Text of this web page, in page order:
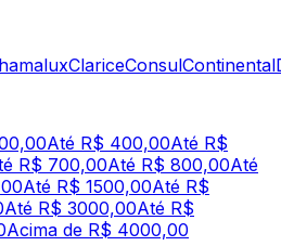
ClariceConsulContinental
Até R$ 400,00Até R$
R$ 700,00Até R$ 800,00Até
Até R$ 1500,00Até R$
Até R$ 3000,00Até R$
Acima de R$ 4000,00